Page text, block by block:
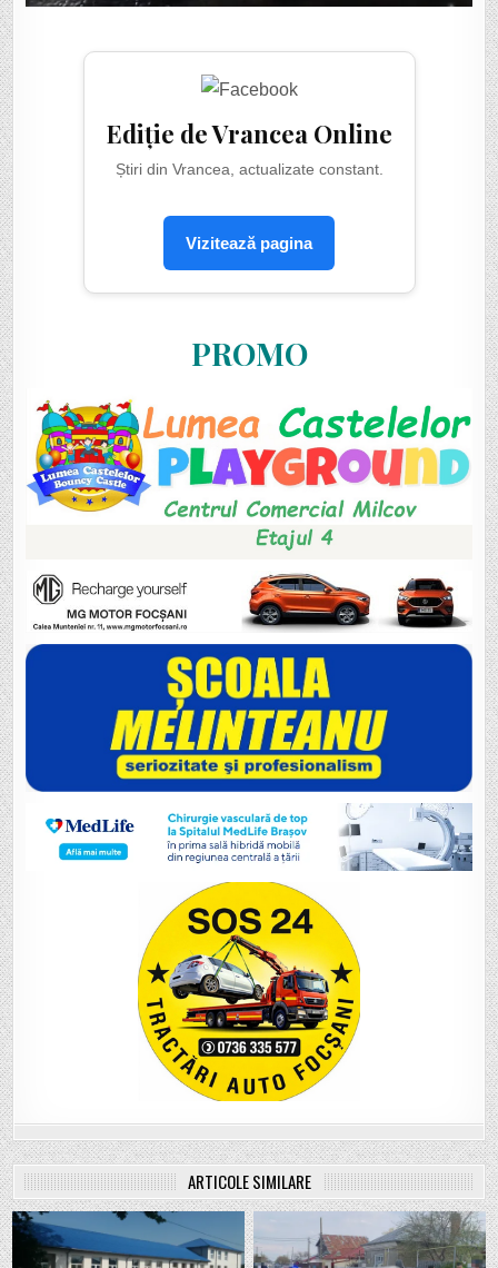
Ediție de Vrancea Online
Știri din Vrancea, actualizate constant.
Vizitează pagina
PROMO
ARTICOLE SIMILARE